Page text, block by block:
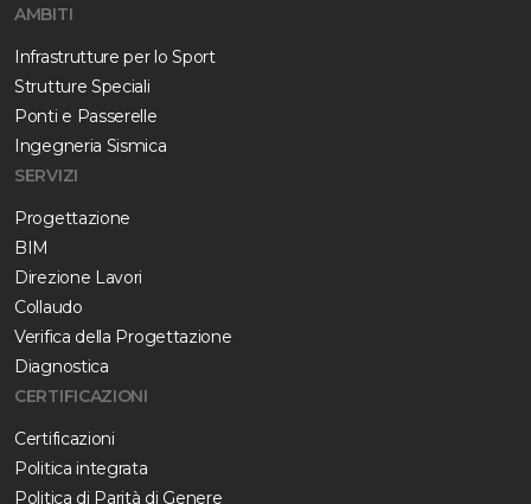
AMBITI
Infrastrutture per lo Sport
Strutture Speciali
Ponti e Passerelle
Ingegneria Sismica
SERVIZI
Progettazione
BIM
Direzione Lavori
Collaudo
Verifica della Progettazione
Diagnostica
CERTIFICAZIONI
Certificazioni
Politica integrata
Politica di Parità di Genere